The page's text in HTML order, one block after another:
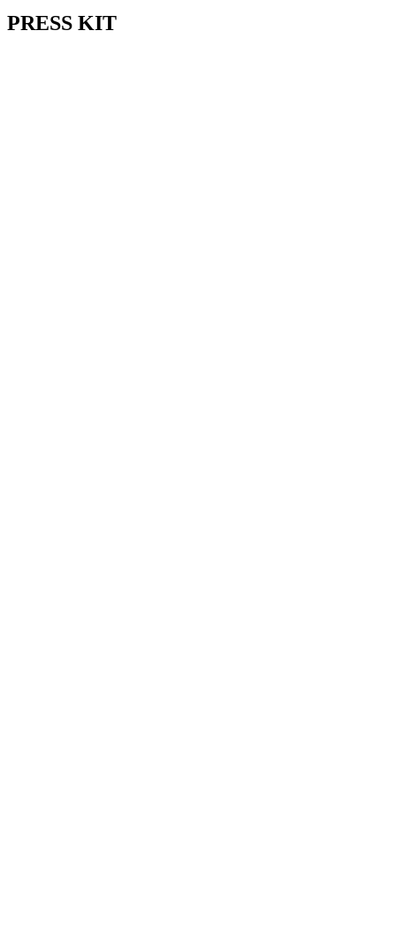
PRESS KIT